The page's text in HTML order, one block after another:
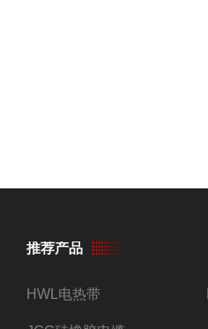
推荐产品
HWL电热带